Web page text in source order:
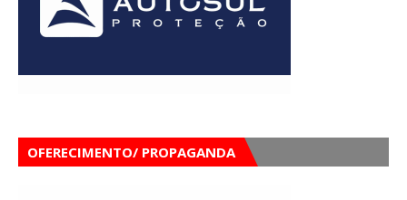
OFERECIMENTO/ PROPAGANDA